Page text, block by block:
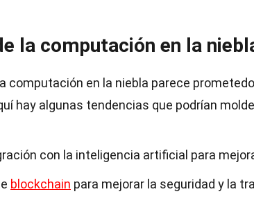
la computación en la
computación en la niebla parece
hay algunas tendencias que podrían
con la inteligencia artificial para
blockchain para mejorar la seguridad y la